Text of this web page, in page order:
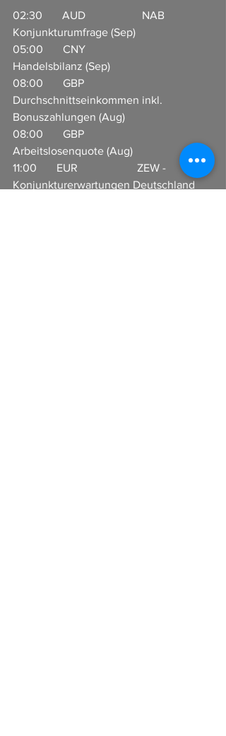
02:30       AUD                    NAB
Konjunkturumfrage (Sep)
05:00       CNY
Handelsbilanz (Sep)
08:00       GBP
Durchschnittseinkommen inkl.
Bonuszahlungen (Aug)
08:00       GBP
Arbeitslosenquote (Aug)
11:00       EUR                     ZEW -
Konjunkturerwartungen Deutschland